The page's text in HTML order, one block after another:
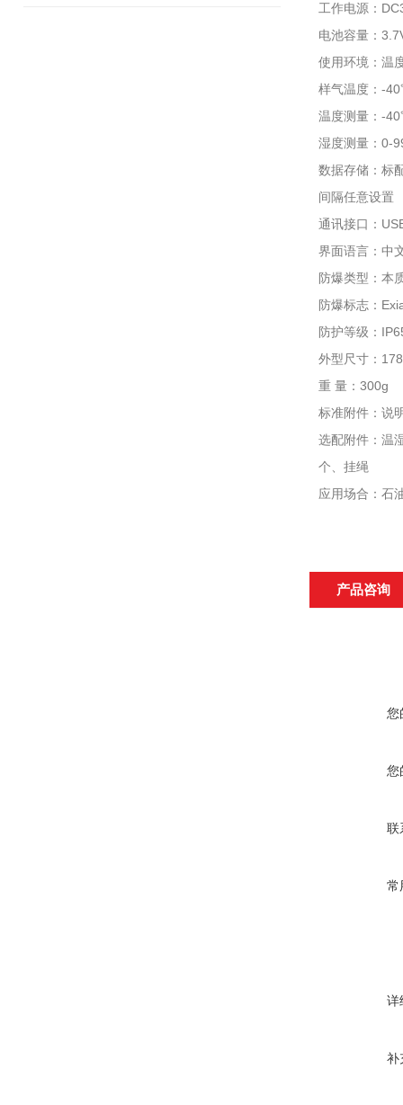
工作电源：
电池容量：
使用环境：温
样气温度：-
温度测量：-
湿度测量：0-
数据存储：标
间隔任意设置
通讯接口：
界面语言：中
防爆类型：本
防爆标志：
防护等级：
外型尺寸：
重 量：300g
标准附件：说
选配附件：温
个、挂绳
应用场合：石
产品咨询
您
您
联
常
详
补